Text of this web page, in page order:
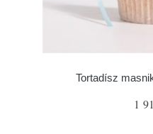
Tortadísz
1